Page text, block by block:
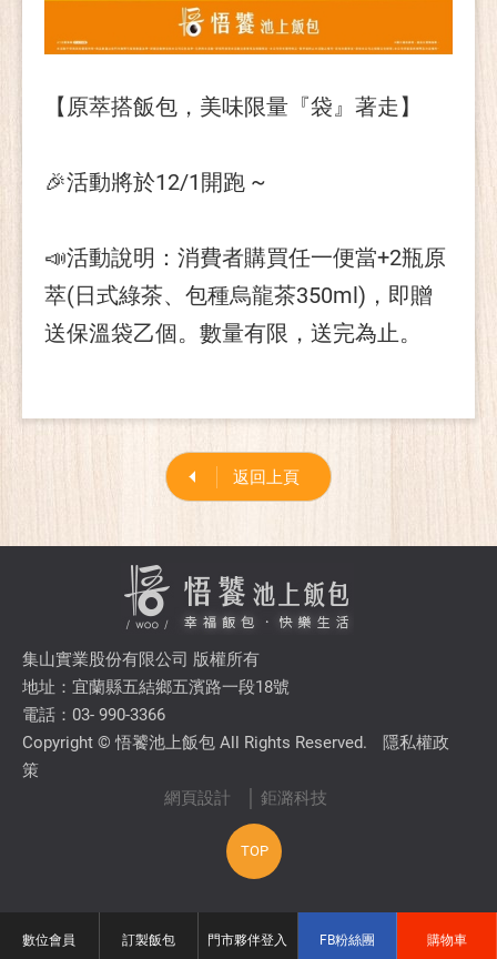
數位會員 訂製飯包 門市夥伴登入 FB粉絲團 購物車
【原萃搭飯包，美味限量『袋』著走】
🎉活動將於12/1開跑 ~
📣活動說明：消費者購買任一便當+2瓶原
萃(日式綠茶、包種烏龍茶350ml)，即贈
送保溫袋乙個。數量有限，送完為止。
返回上頁
集山實業股份有限公司 版權所有
地址：宜蘭縣五結鄉五濱路一段18號
電話：03- 990-3366
Copyright © 悟饕池上飯包 All Rights Reserved.
隱私權政
策
網頁設計
│ 鉅潞科技
TOP